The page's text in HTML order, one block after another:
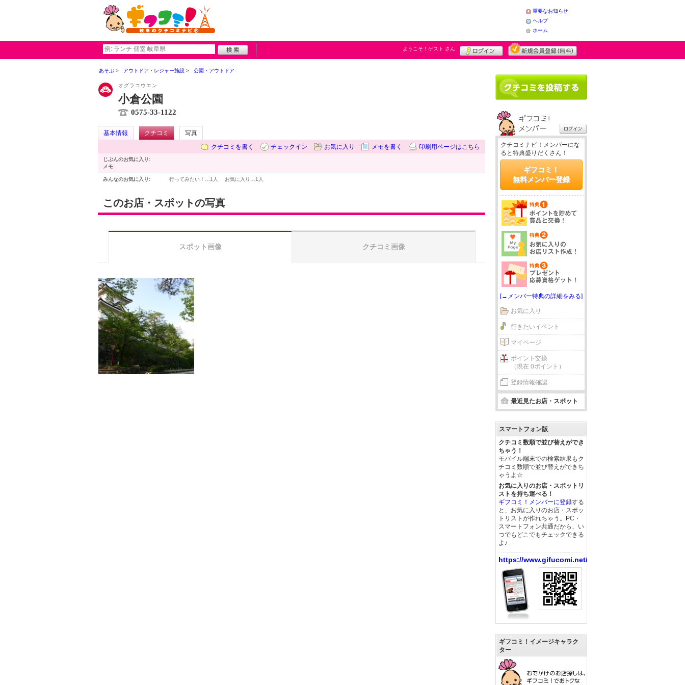
重要なお知らせ
ヘルプ
ホーム
ようこそ！ ゲスト さん
あそぶ アウトドア・レジャー施設 公園・アウトドア
オグラコウエン
小倉公園
0575-33-1122
基本情報 クチコミ
写真
クチコミを書く
チェックイン お気に入り メモを書く 印刷用ページはこちら
じぶんのお気に入り:
メモ:
みんなのお気に入り: 行ってみたい！… 1人 お気に入り… 1人
このお店・スポットの写真
スポット画像 クチコミ画像
クチコミナビ！メンバーにな
ると特典盛りだくさん！
ギフコミ！
無料メンバー登録
[→メンバー特典の詳細をみる]
お気に入り
行きたいイベント
マイページ
ポイント交換
（現在 0ポイント）
登録情報確認
最近見たお店・スポット
スマートフォン版
クチコミ数順で並び替えができ
ちゃう！
モバイル端末での検索結果もク
チコミ数順で並び替えができち
ゃうよ☆
お気に入りのお店・スポットリ
ストを持ち運べる！
ギフコミ！メンバーに登録する
と、お気に入りのお店・スポッ
トリストが作れちゃう。PC・
スマートフォン共通だから、い
つでもどこでもチェックできる
よ♪
https://www.gifucomi.net/
ギフコミ！イメージキャラク
ター